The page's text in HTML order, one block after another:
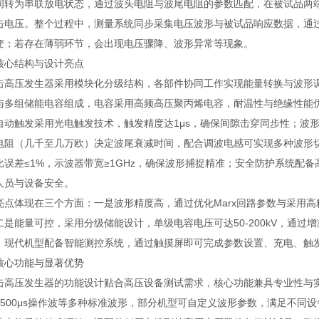
转为串联放电状态，通过波头电阻与波尾电阻的参数匹配，在被试品
电压。整个过程中，测量系统同步采集电压波形与被试品响应数据，
；若存在薄弱环节，会出现电压骤降、波形异常等现象。
构与设计亮点
发生器采用模块化分级结构，各部件协同工作实现能量转换与波形
多组储能电容组成，电容采用高频高压聚丙烯电容，耐温性与绝缘性
动触发采用光电触发技术，触发精度达1μs，确保间隙击穿同步性；波
阻（几千至几万欧）决定波尾衰减时间，配合调波电感可实现多种波
误差≤1%，示波器带宽≥1GHz，确保波形捕捉精准；安全防护系统配
与设备安全。
现在三个方面：一是波形精度高，通过优化Marx回路参数与采用高
是能量可控，采用分级储能设计，单级电容电压可达50-200kV，通过
现代机型配备智能测控系统，通过触摸屏即可完成参数设置、充电、
能与显著优势
发生器的功能设计贴合高压设备测试需求，核心功能兼具专业性与
操作波等多种标准波形，部分机型可自定义波形参数，满足不同